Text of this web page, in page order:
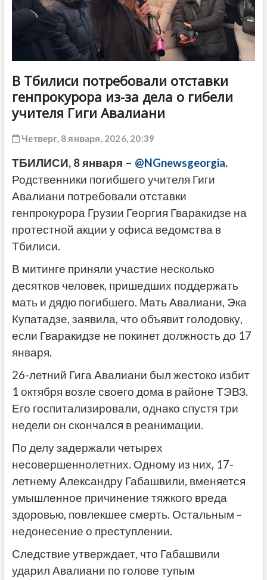
В Тбилиси потребовали отставки
генпрокурора из-за дела о гибели
учителя Гиги Авалиани
Четверг, 8 января, 2026, 20:39
ТБИЛИСИ, 8 января – @NGnewsgeorgia.
Родственники погибшего учителя Гиги
Авалиани потребовали отставки
генпрокурора Грузии Георгия Гваракидзе на
протестной акции у офиса ведомства в
Тбилиси.
В митинге приняли участие несколько
десятков человек, пришедших поддержать
мать и дядю погибшего. Мать Авалиани, Эка
Купатадзе, заявила, что объявит голодовку,
если Гваракидзе не покинет должность до 17
января.
26-летний Гига Авалиани был жестоко избит
1 октября возле своего дома в районе ТЭВЗ.
Его госпитализировали, однако спустя три
недели он скончался в реанимации.
По делу задержали четырех
несовершеннолетних. Одному из них, 17-
летнему Александру Габашвили, вменяется
умышленное причинение тяжкого вреда
здоровью, повлекшее смерть. Остальным –
недонесение о преступлении.
Следствие утверждает, что Габашвили
ударил Авалиани по голове тупым